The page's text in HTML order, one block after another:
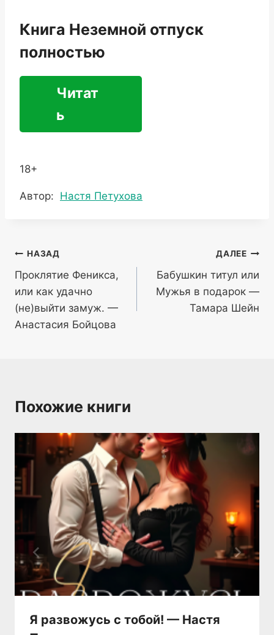
Книга Неземной отпуск
полностью
Читат
ь
18+
Метки
Автор: Настя Петухова
Навигация
по
записям
НАЗАД
Проклятие Феникса,
или как удачно
(не)выйти замуж. —
Анастасия Бойцова
ДАЛЕЕ
Бабушкин титул или
Мужья в подарок —
Тамара Шейн
Похожие книги
Я развожусь с тобой! — Настя